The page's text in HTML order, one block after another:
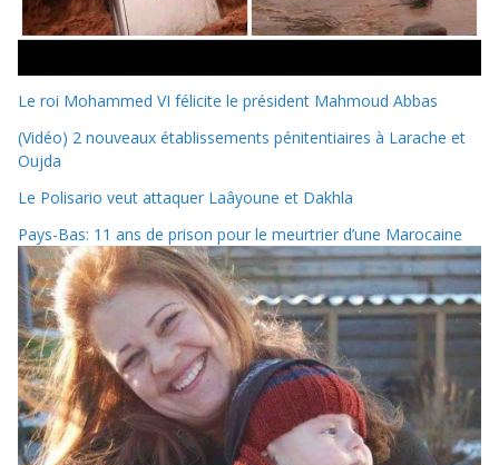
Le roi Mohammed VI félicite le président Mahmoud Abbas
(Vidéo) 2 nouveaux établissements pénitentiaires à Larache et
Oujda
Le Polisario veut attaquer Laâyoune et Dakhla
Pays-Bas: 11 ans de prison pour le meurtrier d’une Marocaine